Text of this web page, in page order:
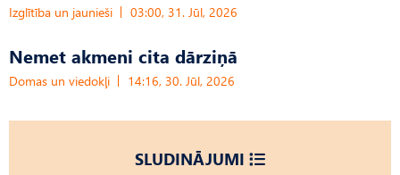
Izglītība un jaunieši 03:00, 31. Jūl, 2026
Nemet akmeni cita dārziņā
Domas un viedokļi 14:16, 30. Jūl, 2026
SLUDINĀJUMI